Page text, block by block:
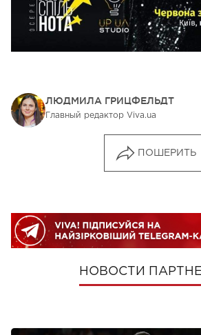
ЛЮДМИЛА ГРИЦФЕЛЬДТ
Главный редактор Viva.ua
ПОШЕРИТЬ
НОВОСТИ